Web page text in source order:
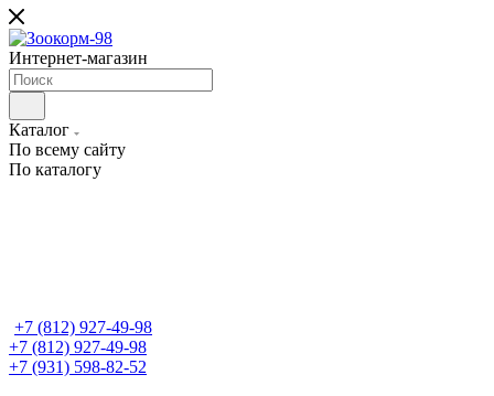
Интернет-магазин
Каталог
По всему сайту
По каталогу
+7 (812) 927-49-98
+7 (812) 927-49-98
+7 (931) 598-82-52